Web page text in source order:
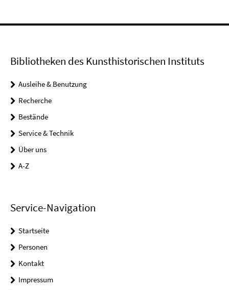
Bibliotheken des Kunsthistorischen Instituts
Ausleihe & Benutzung
Recherche
Bestände
Service & Technik
Über uns
A-Z
Service-Navigation
Startseite
Personen
Kontakt
Impressum